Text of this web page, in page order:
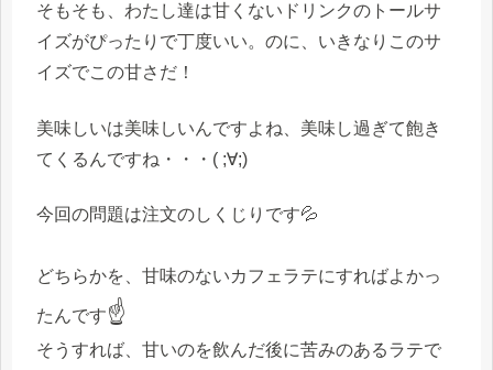
そもそも、わたし達は甘くないドリンクのトールサ
イズがぴったりで丁度いい。のに、いきなりこのサ
イズでこの甘さだ！
美味しいは美味しいんですよね、美味し過ぎて飽き
てくるんですね・・・( ;∀;)
今回の問題は注文のしくじりです💦
どちらかを、甘味のないカフェラテにすればよかっ
たんです☝
そうすれば、甘いのを飲んだ後に苦みのあるラテで